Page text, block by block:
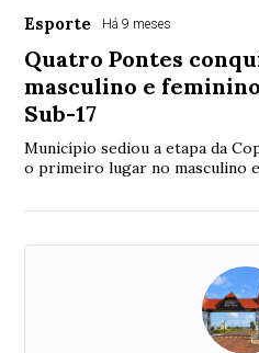
Esporte Há 9 meses
Quatro Pontes
masculino e
Sub-17
Município sediou a etapa da
o primeiro lugar no masculino